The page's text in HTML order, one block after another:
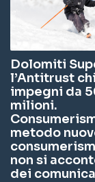
Dolomiti
l’Antitrust
impegni da
milioni.
metodo
non si
dei